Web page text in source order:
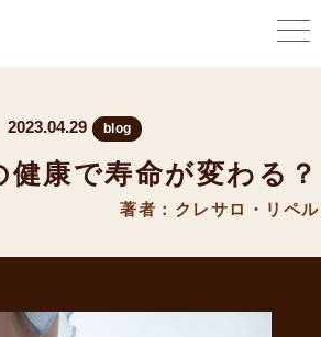
2023.04.29 blog
健康で寿命が変わる？
著者：クレサロ・リペル